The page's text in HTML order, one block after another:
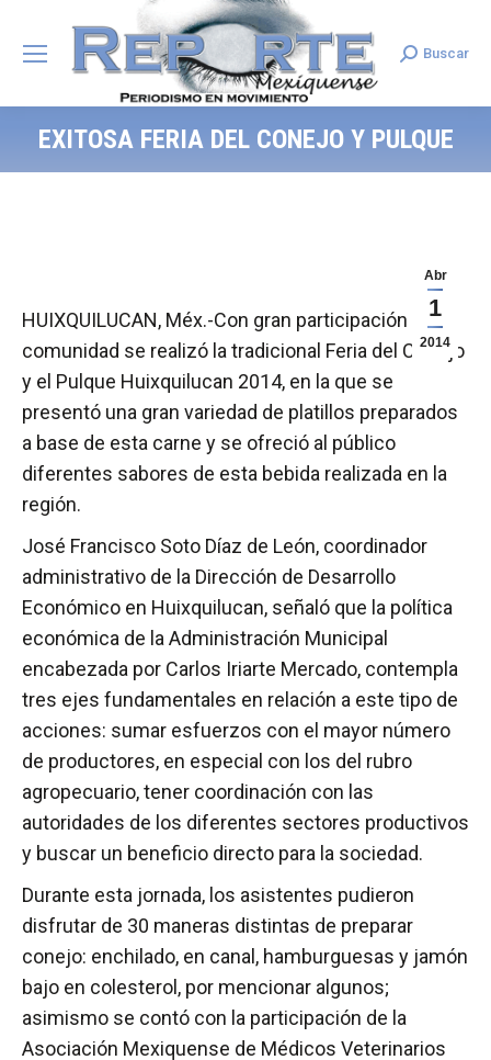
Search:
Buscar
EXITOSA FERIA DEL CONEJO Y PULQUE
Abr
1
2014
HUIXQUILUCAN, Méx.-Con gran participación de la
comunidad se realizó la tradicional Feria del Conejo
y el Pulque Huixquilucan 2014, en la que se
presentó una gran variedad de platillos preparados
a base de esta carne y se ofreció al público
diferentes sabores de esta bebida realizada en la
región.
José Francisco Soto Díaz de León, coordinador
administrativo de la Dirección de Desarrollo
Económico en Huixquilucan, señaló que la política
económica de la Administración Municipal
encabezada por Carlos Iriarte Mercado, contempla
tres ejes fundamentales en relación a este tipo de
acciones: sumar esfuerzos con el mayor número
de productores, en especial con los del rubro
agropecuario, tener coordinación con las
autoridades de los diferentes sectores productivos
y buscar un beneficio directo para la sociedad.
Durante esta jornada, los asistentes pudieron
disfrutar de 30 maneras distintas de preparar
conejo: enchilado, en canal, hamburguesas y jamón
bajo en colesterol, por mencionar algunos;
asimismo se contó con la participación de la
Asociación Mexiquense de Médicos Veterinarios